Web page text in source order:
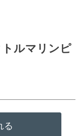
ルマリンピ